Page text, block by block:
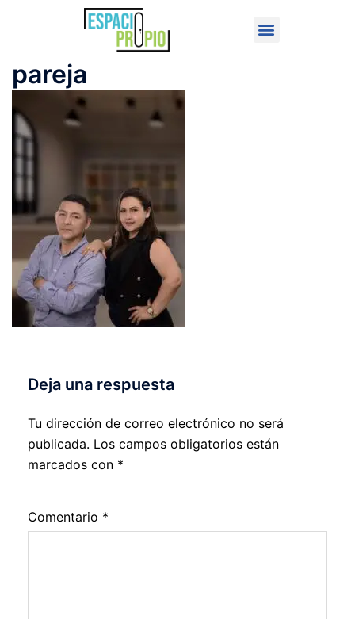
pareja
Deja una respuesta
Tu dirección de correo electrónico no será
publicada. Los campos obligatorios están
marcados con *
Comentario *